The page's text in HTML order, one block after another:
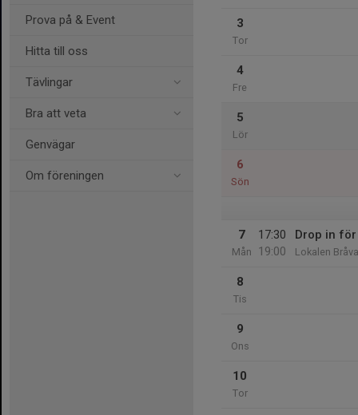
Prova på & Event
Hitta till oss
Tävlingar
Bra att veta
Genvägar
Om föreningen
3
Tor
4
Fre
5
Lör
6
Sön
7
Mån
17:30
19:00
Drop in för
Lokalen
8
Tis
9
Ons
10
Tor